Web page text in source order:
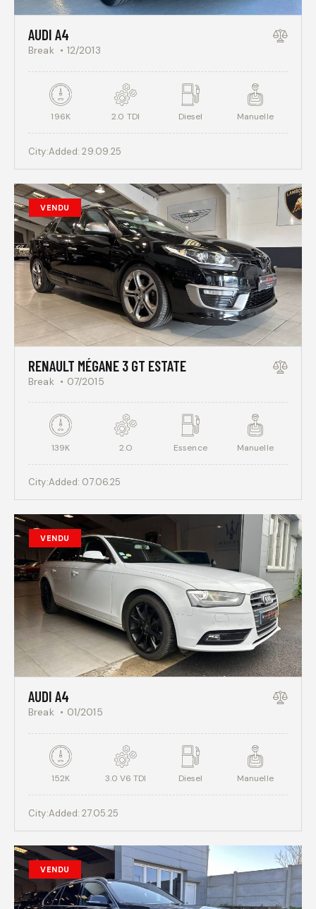
AUDI A4
Break 12/2013
196K 2.0 TDI Diesel Manuelle
City:Added: 29.09.25
VENDU
RENAULT MÉGANE 3 GT ESTATE
Break 07/2015
139K 2.O Essence Manuelle
City:Added: 07.06.25
VENDU
AUDI A4
Break 01/2015
152K 3.0 V6 TDI Diesel Manuelle
City:Added: 27.05.25
VENDU